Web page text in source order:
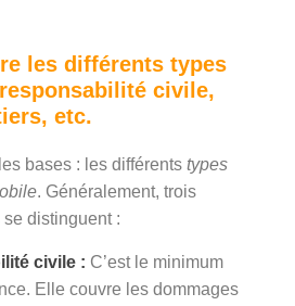
les différents types
civile,
etc.
bases : les différents types
. Généralement, trois
distinguent :
civile : C’est le minimum
Elle couvre les dommages